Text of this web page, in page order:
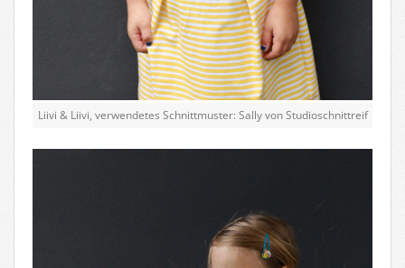
Liivi & Liivi, verwendetes Schnittmuster: Sally von Studioschnittreif